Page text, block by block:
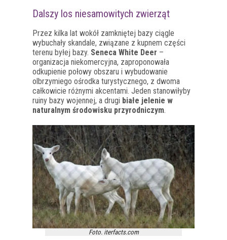
Dalszy los niesamowitych zwierząt
Przez kilka lat wokół zamkniętej bazy ciągle
wybuchały skandale, związane z kupnem części
terenu byłej bazy. Seneca White Deer –
organizacja niekomercyjna, zaproponowała
odkupienie połowy obszaru i wybudowanie
olbrzymiego ośrodka turystycznego, z dwoma
całkowicie różnymi akcentami. Jeden stanowiłyby
ruiny bazy wojennej, a drugi białe jelenie w
naturalnym środowisku przyrodniczym.
Foto. iterfacts.com